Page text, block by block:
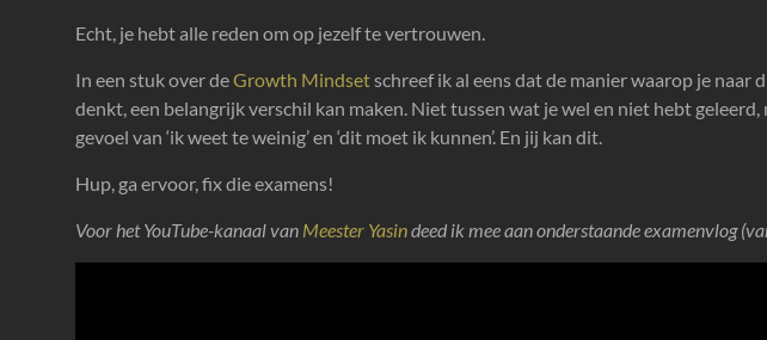
Echt, je hebt alle reden om op jezelf te vertrouwen.
In een stuk over deGrowth Mindsetschreef ik al eens dat de manier waarop je naar
denkt, een belangrijk verschil kan maken. Niet tussen wat je wel en niet hebt geleerd,
gevoel van ‘ik weet te weinig’ en ‘dit moet ik kunnen’. En jij kan dit.
Hup, ga ervoor, fix die examens!
Voor het YouTube-kanaal van Meester Yasindeed ik mee aan onderstaande examenvlog